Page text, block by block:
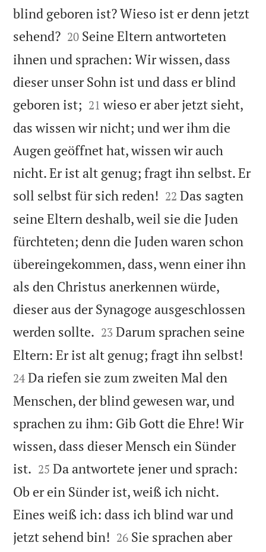
blind geboren ist? Wieso ist er denn jetzt
sehend?
20 Seine Eltern antworteten
ihnen und sprachen: Wir wissen, dass
dieser unser Sohn ist und dass er blind
geboren ist; 

21 wieso er aber jetzt sieht,
das wissen wir nicht; und wer ihm die
Augen geöffnet hat, wissen wir auch
nicht. Er ist alt genug; fragt ihn selbst. Er
soll selbst für sich reden! 

22 Das sagten
seine Eltern deshalb, weil sie die Juden
fürchteten; denn die Juden waren schon
übereingekommen, dass, wenn einer ihn
als den Christus anerkennen würde,
dieser aus der Synagoge ausgeschlossen
werden sollte. 

23 Darum sprachen seine
Eltern: Er ist alt genug; fragt ihn selbst!
24 Da riefen sie zum zweiten Mal den
Menschen, der blind gewesen war, und
sprachen zu ihm: Gib Gott die Ehre! Wir
wissen, dass dieser Mensch ein Sünder
ist. 

25 Da antwortete jener und sprach:
Ob er ein Sünder ist, weiß ich nicht.
Eines weiß ich: dass ich blind war und
jetzt sehend bin! 

26 Sie sprachen aber